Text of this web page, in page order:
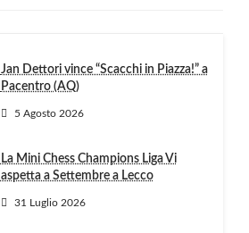
Jan Dettori vince “Scacchi in Piazza!” a
Pacentro (AQ)
5 Agosto 2026
La Mini Chess Champions Liga Vi
aspetta a Settembre a Lecco
31 Luglio 2026